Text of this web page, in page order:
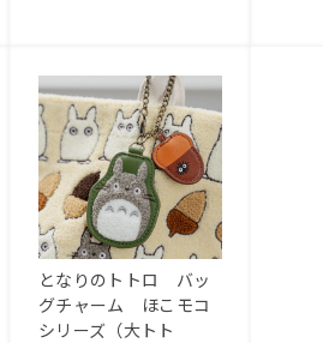
となりのトトロ バッ
グチャーム ほこモコ
シリーズ（大トト